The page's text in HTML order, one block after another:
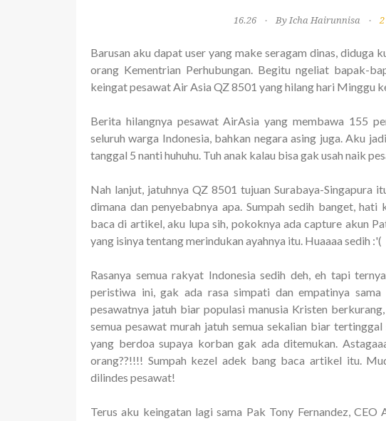
16.26 By Icha Hairunnisa
Barusan aku dapat user yang make seragam dinas, diduga
orang Kementrian Perhubungan. Begitu ngeliat bapak-
keingat pesawat Air Asia QZ 8501 yang hilang hari Minggu
Berita hilangnya pesawat AirAsia yang membawa 155
seluruh warga Indonesia, bahkan negara asing juga. Aku
tanggal 5 nanti huhuhu. Tuh anak kalau bisa gak usah naik
Nah lanjut, jatuhnya QZ 8501 tujuan Surabaya-Singapura
dimana dan penyebabnya apa. Sumpah sedih banget,
baca di artikel, aku lupa sih, pokoknya ada capture akun
yang isinya tentang merindukan ayahnya itu. Huaaaa sedih :'(
Rasanya semua rakyat Indonesia sedih deh, eh tapi
peristiwa ini, gak ada rasa simpati dan empatinya
pesawatnya jatuh biar populasi manusia Kristen
semua pesawat murah jatuh semua sekalian biar
yang berdoa supaya korban gak ada ditemukan.
orang??!!!! Sumpah kezel adek bang baca artikel itu.
dilindes pesawat!
Terus aku keingatan lagi sama Pak Tony Fernandez,